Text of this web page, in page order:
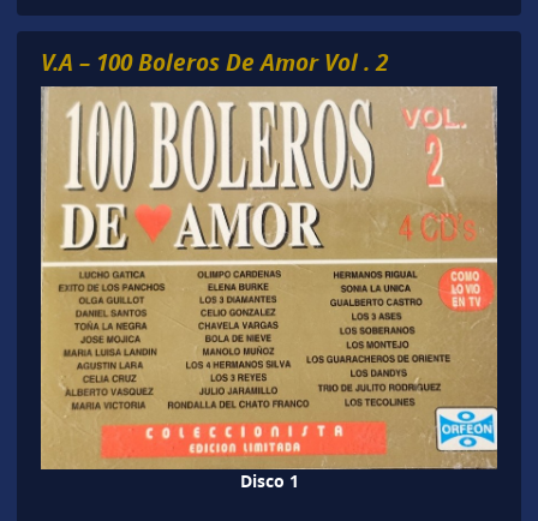
V.A – 100 Boleros De Amor Vol . 2
Disco 1